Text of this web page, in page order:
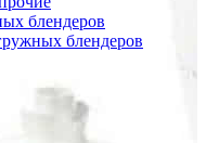
блендеров
блендеров